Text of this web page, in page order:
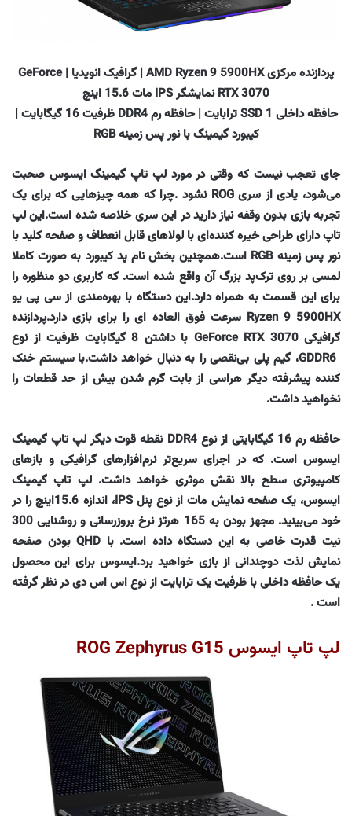
پردازنده مرکزی AMD Ryzen 9 5900HX | گرافیک انویدیا | GeForce
RTX 3070 نمایشگر IPS مات 15.6 اینچ
حافظه داخلی SSD 1 ترابایت | حافظه رم DDR4 ظرفیت 16 گیگابایت |
کیبورد گیمینگ با نور پس زمینه RGB
جای تعجب نیست که وقتی در مورد لپ تاپ گیمینگ ایسوس صحبت
می‌شود، یادی از سری ROG نشود
.چرا که همه چیزهایی که برای یک
تجربه بازی بدون وقفه نیاز دارید در این سری خلاصه شده است.این لپ
تاپ دارای طراحی خیره کننده‌ای با لولاهای قابل انعطاف و صفحه کلید با
نور پس زمینه
RGB است.همچنین بخش نام پد کیبورد به صورت کاملا
لمسی بر روی ترک‌پد بزرگ آن واقع شده است. که کاربری دو منظوره را
برای این قسمت به همراه دارد.این دستگاه با بهره‌مندی ازسی پی یو
Ryzen 9 5900HX سرعت فوق العاده ای را برای بازی دارد.پردازنده
گرافیکی GeForce RTX 3070 با داشتن 8 گیگابایت ظرفیت از نوع
GDDR6، گیم پلی بی‌نقصی را به دنبال خواهد داشت
.با سیستم خنک
کننده پیشرفته دیگر هراسی از بابت گرم شدن بیش از حد قطعات را
نخواهید داشت.
حافظه رم 16 گیگابایتی از نوع
DDR4 نقطه قوت دیگر لپ تاپ گیمینگ
ایسوس است. که در اجرای سریع‌تر نرم‌افزارهای گرافیکی و بازهای
کامپیوتری سطح بالا نقش موثری خواهد داشت.لپ تاپ گیمینگ
ایسوس، یک صفحه نمایش مات از نوع پنل
IPS، اندازه 15.6‌اینچ را در
خود می‌بینید. مجهز بودن به 165 هرتز نرخ بروزرسانی و روشنایی 300
نیت قدرت خاصی به این دستگاه داده است. با QHDبودن صفحه
نمایش لذت دوچندانی از بازی خواهید برد.ایسوس برای این محصول
یک حافظه داخلی با ظرفیت یک ترابایت از نوع اس اس دی در نظر گرفته
است.
لپ تاپ ایسوس ROG Zephyrus G15